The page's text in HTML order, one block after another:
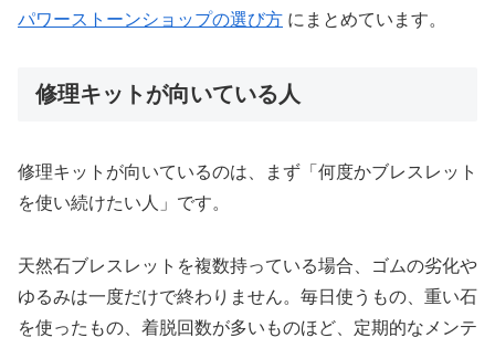
パワーストーンショップの選び方 にまとめています。
修理キットが向いている人
修理キットが向いているのは、まず「何度かブレスレット
を使い続けたい人」です。
天然石ブレスレットを複数持っている場合、ゴムの劣化や
ゆるみは一度だけで終わりません。毎日使うもの、重い石
を使ったもの、着脱回数が多いものほど、定期的なメンテ